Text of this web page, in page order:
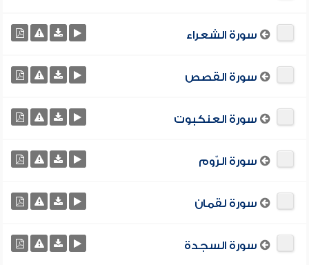
سورة الشعراء
سورة القصص
سورة العنكبوت
سورة الرّوم
سورة لقمان
سورة السجدة